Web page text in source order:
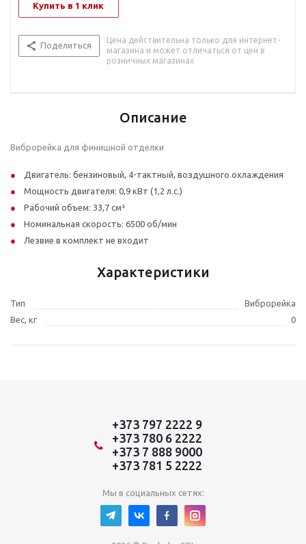
Купить в 1 клик
Поделиться
Цена действительна только для интернет-
магазина и может отличаться от цен в
розничных магазинах
Описание
Виброрейка для финишной отделки
Двигатель: бензиновый, 4-тактный, воздушного охлаждения
Мощность двигателя: 0,9 кВт (1,2 л.с.)
Рабочий объем: 33,7 см³
Номинальная скорость: 6500 об/мин
Лезвие в комплект не входит
Характеристики
Тип
Виброрейка
Вес, кг
0
+373 797 2222 9
+373 780 6 2222
+373 7 888 9000
+373 781 5 2222
Мы в социальных сетях: